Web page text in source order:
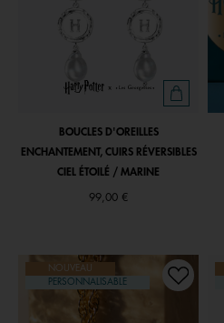
BOUCLES D'OREILLES
ENCHANTEMENT, CUIRS RÉVERSIBLES
CIEL ÉTOILÉ / MARINE
99,00 €
NOUVEAU
PERSONNALISABLE